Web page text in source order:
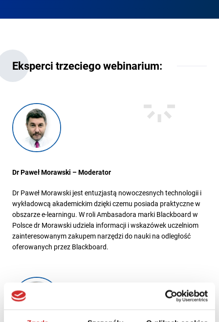
Eksperci trzeciego webinarium:
Dr Paweł Morawski – Moderator
Dr Paweł Morawski jest entuzjastą nowoczesnych technologii i
wykładowcą akademickim dzięki czemu posiada praktyczne w
obszarze e-learningu. W roli Ambasadora marki Blackboard w
Polsce dr Morawski udziela informacji i wskazówek uczelniom
zainteresowanym zakupem narzędzi do nauki na odległość
oferowanych przez Blackboard.